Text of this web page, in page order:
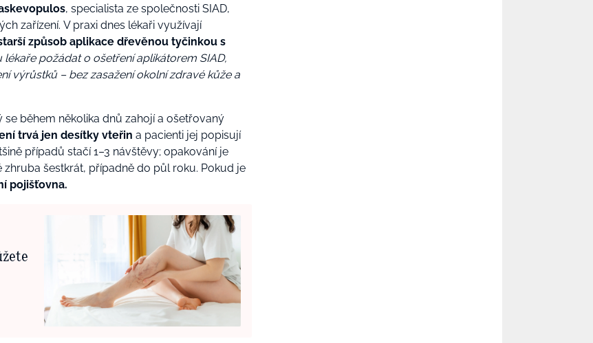
, specialista ze společnosti SIAD,
zařízení. V praxi dnes lékaři využívají
způsob aplikace dřevěnou tyčinkou s
lékaře požádat o ošetření aplikátorem SIAD,
výrůstků – bez zasažení okolní zdravé kůže a
během několika dnů zahojí a ošetřovaný
trvá jen desítky vteřin a pacienti jej popisují
případů stačí 1–3 návštěvy; opakování je
šestkrát, případně do půl roku. Pokud je
pojišťovna.